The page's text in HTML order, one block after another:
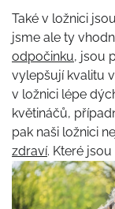
Také v ložnici
jsme ale ty
odpočinku, jsou
vylepšují kvalitu
v ložnici lépe
květináčů,
pak naši ložnici
zdraví. Které